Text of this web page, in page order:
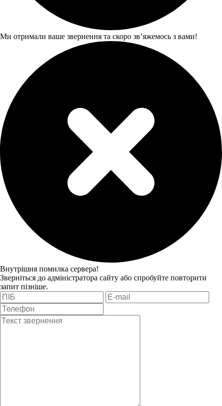
Ми отримали ваше звернення та скоро звʼяжемось з вами!
Внутрішня помилка сервера!
Зверніться до адміністратора сайту або спробуйте повторити
запит пізніше.